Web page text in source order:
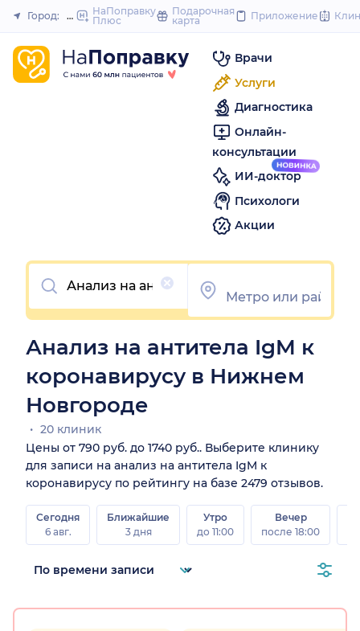
to
Закрыть
Город: Нижний Новгород
НаПоправку
Плюс
Подарочная
карта
Приложение
Врачи
Услуги
Диагностика
Онлайн-
консультации
ИИ-доктор
Психологи
Акции
Очистить
Анализ на антитела IgM к
коронавирусу в Нижнем
Новгороде
20 клиник
Цены от 790 руб. до 1740 руб.. Выберите клинику
для записи на анализ на антитела IgM к
коронавирусу по рейтингу на базе 2479 отзывов.
Сегодня
6 авг.
Ближайшие
3 дня
Утро
до 11:00
Вечер
после 18:00